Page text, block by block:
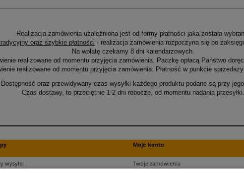
Realizacja zamówienia uzależniona jest od formy płatności jaka została
oraz szybkie płatności - realizacja zamówienia rozpoczyna się po
Na wpłatę czekamy 8 dni kalendarzowych.
realizowane od momentu przyjęcia zamówienia. Paczkę opłacą Państwo
realizowane od momentu przyjęcia zamówienia. Płatność w punkcie
Dostępność oraz przewidywany czas wysyłki każdego produktu podane są przy
Czas dostawy, to przeciętnie 1-2 dni robocze, od momentu nadania przesyłki.
wysyłki
Moje konto
Twoje zamówienia